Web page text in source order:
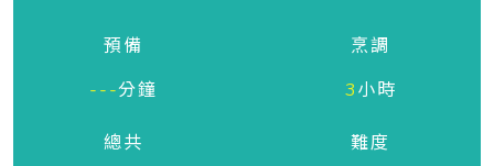
預備
---分鐘
烹調
3小時
總共
難度